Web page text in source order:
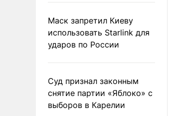
Маск запретил Киеву
использовать Starlink для
ударов по России
Суд признал законным
снятие партии «Яблоко» с
выборов в Карелии